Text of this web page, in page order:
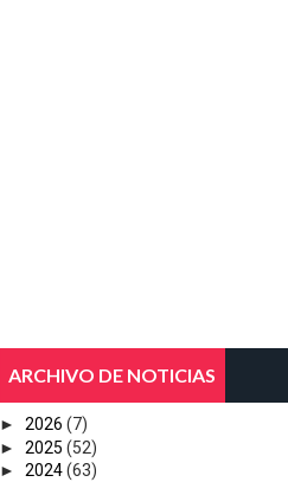
ARCHIVO DE NOTICIAS
► 2026 (7)
► 2025 (52)
► 2024(63)